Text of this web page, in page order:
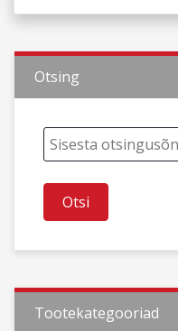
Otsing
Tootekategooriad